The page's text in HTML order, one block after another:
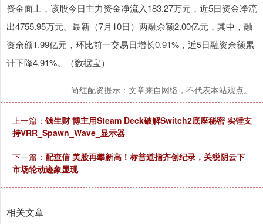
资金面上，该股今日主力资金净流入183.27万元，近5日资金净流
出4755.95万元。最新（7月10日）两融余额2.00亿元，其中，融
资余额1.99亿元，环比前一交易日增长0.91%，近5日融资余额累
计下降4.91%。（数据宝）
尚红配资提示：文章来自网络，不代表本站观点。
上一篇： 钱生财 博主用Steam Deck破解Switch2底座秘密 实锤支
持VRR_Spawn_Wave_显示器
下一篇： 配查信 美股再攀新高！标普道指齐创纪录，关税阴云下
市场轮动迹象显现
相关文章